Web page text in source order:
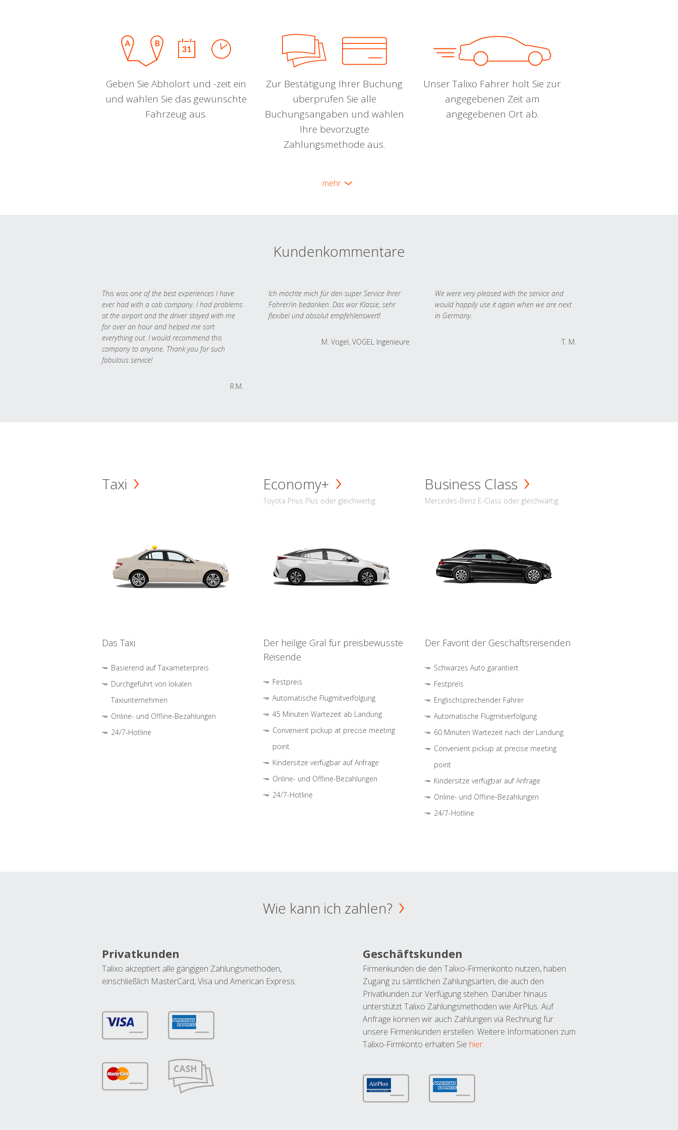
Geben Sie Abholort und -zeit ein
und wählen Sie das gewünschte
Fahrzeug aus.
Zur Bestätigung Ihrer Buchung
überprüfen Sie alle
Buchungsangaben und wählen
Ihre bevorzugte
Zahlungsmethode aus.
Unser Talixo Fahrer holt Sie zur
angegebenen Zeit am
angegebenen Ort ab.
mehr
Kundenkommentare
This was one of the best experiences I have
ever had with a cab company. I had problems
at the airport and the driver stayed with me
for over an hour and helped me sort
everything out. I would recommend this
company to anyone. Thank you for such
fabulous service!
R.M.
Ich möchte mich für den super Service Ihrer
Fahrer/in bedanken. Das war Klasse, sehr
flexibel und absolut empfehlenswert!
M. Vogel, VOGEL Ingenieure
We were very pleased with the service and
would happily use it again when we are next
in Germany.
T. M.
Taxi
Das Taxi
Basierend auf Taxameterpreis
Durchgeführt von lokalen
Taxiunternehmen
Online- und Offline-Bezahlungen
24/7-Hotline
Economy+
Toyota Prius Plus oder gleichwertig
Der heilige Gral für preisbewusste
Reisende
Festpreis
Automatische Flugmitverfolgung
45 Minuten Wartezeit ab Landung
Convenient pickup at precise meeting
point
Kindersitze verfügbar auf Anfrage
Online- und Offline-Bezahlungen
24/7-Hotline
Business Class
Mercedes-Benz E-Class oder gleichwärtig
Der Favorit der Geschäftsreisenden
Schwarzes Auto garantiert
Festpreis
Englischsprechender Fahrer
Automatische Flugmitverfolgung
60 Minuten Wartezeit nach der Landung
Convenient pickup at precise meeting
point
Kindersitze verfügbar auf Anfrage
Online- und Offline-Bezahlungen
24/7-Hotline
Wie kann ich zahlen?
Privatkunden
Talixo akzeptiert alle gängigen Zahlungsmethoden,
einschließlich MasterCard, Visa und American Express.
Geschäftskunden
Firmenkunden die den Talixo-Firmenkonto nutzen, haben
Zugang zu sämtlichen Zahlungsarten, die auch den
Privatkunden zur Verfügung stehen. Darüber hinaus
unterstützt Talixo Zahlungsmethoden wie AirPlus. Auf
Anfrage können wir auch Zahlungen via Rechnung für
unsere Firmenkunden erstellen. Weitere Informationen zum
Talixo-Firmkonto erhalten Sie hier.